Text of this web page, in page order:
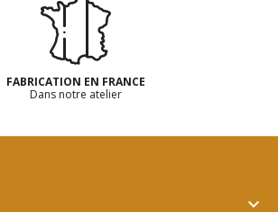
FABRICATION EN FRANCE
Dans notre atelier